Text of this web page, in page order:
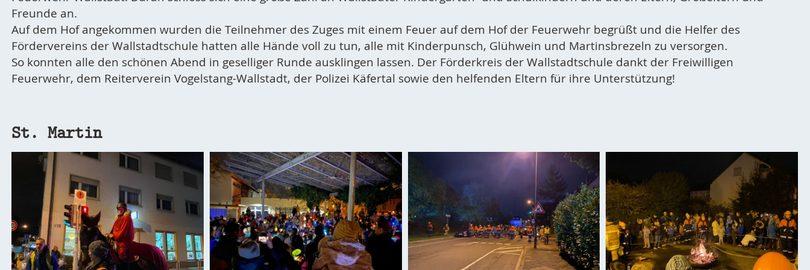
Freunde an.
Auf dem Hof angekommen wurden die Teilnehmer des Zuges mit einem Feuer auf dem Hof der Feuerwehr begrüßt und die Helfer des
Fördervereins der Wallstadtschule hatten alle Hände voll zu tun, alle mit Kinderpunsch, Glühwein und Martinsbrezeln zu versorgen.
So konnten alle den schönen Abend in geselliger Runde ausklingen lassen. Der Förderkreis der Wallstadtschule dankt der Freiwilligen
Feuerwehr, dem Reiterverein Vogelstang-Wallstadt, der Polizei Käfertal sowie den helfenden Eltern für ihre Unterstützung!
St. Martin